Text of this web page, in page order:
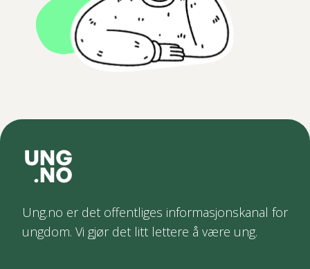
Ung.no er det offentliges informasjonskanal for
ungdom. Vi gjør det litt lettere å være ung.